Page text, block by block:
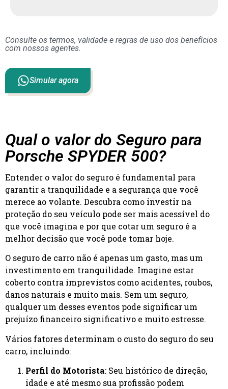
Consulte os termos, validade e regras de uso dos benefícios
com nossos agentes.
Simular agora
Qual o valor do Seguro para
Porsche SPYDER 500?
Entender o valor do seguro é fundamental para
garantir a tranquilidade e a segurança que você
merece ao volante. Descubra como investir na
proteção do seu veículo pode ser mais acessível do
que você imagina e por que cotar um seguro é a
melhor decisão que você pode tomar hoje.
O seguro de carro não é apenas um gasto, mas um
investimento em tranquilidade. Imagine estar
coberto contra imprevistos como acidentes, roubos,
danos naturais e muito mais. Sem um seguro,
qualquer um desses eventos pode significar um
prejuízo financeiro significativo e muito estresse.
Vários fatores determinam o custo do seguro do seu
carro, incluindo:
Perfil do Motorista: Seu histórico de direção,
idade e até mesmo sua profissão podem